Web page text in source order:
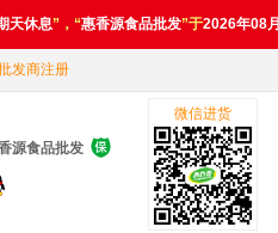
天休息”，“惠香源食品批发”于2026年08
发商注册
源食品批发 
微信进货